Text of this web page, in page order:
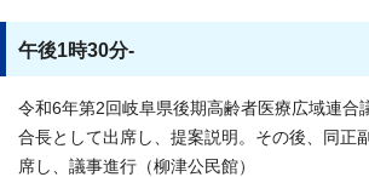
午後1時30分-
令和6年第2回岐阜県後期高齢者医療広域連合
合長として出席し、提案説明。その後、同正
席し、議事進行（柳津公民館）